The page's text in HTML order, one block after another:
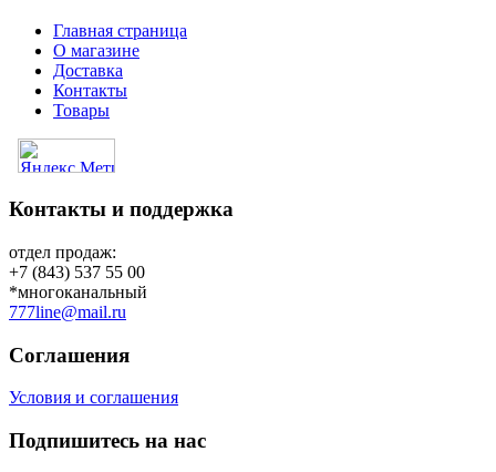
Главная страница
О магазине
Доставка
Контакты
Товары
Контакты и поддержка
отдел продаж:
+7 (843) 537 55 00
*многоканальный
777line@mail.ru
Соглашения
Условия и соглашения
Подпишитесь на нас